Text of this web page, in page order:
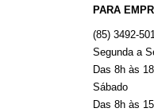
PARA
(85) 3492-
Segunda a
Das 8h às
Sábado
Das 8h às